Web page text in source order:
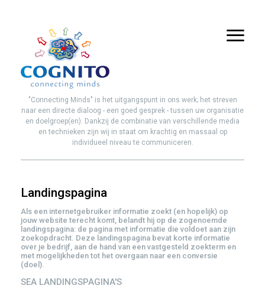
"Connecting Minds" is het uitgangspunt in ons werk; het streven
naar een directe dialoog - een goed gesprek - tussen uw organisatie
en doelgroep(en). Dankzij de combinatie van verschillende media
en technieken zijn wij in staat om krachtig en massaal op
individueel niveau te communiceren.
Landingspagina
Als een internetgebruiker informatie zoekt (en hopelijk) op
jouw website terecht komt, belandt hij op de zogenoemde
landingspagina: de pagina met informatie die voldoet aan zijn
zoekopdracht. Deze landingspagina bevat korte informatie
over je bedrijf, aan de hand van een vastgesteld zoekterm en
met mogelijkheden tot het overgaan naar een conversie
(doel).
SEA LANDINGSPAGINA'S